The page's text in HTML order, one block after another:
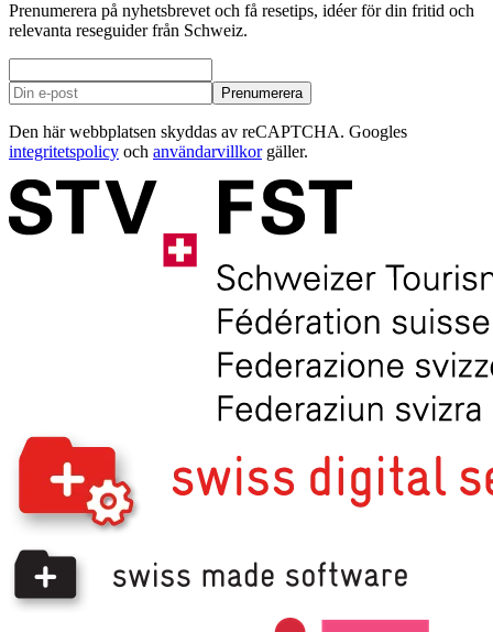
Prenumerera på nyhetsbrevet och få resetips, idéer för din fritid och
relevanta reseguider från Schweiz.
Prenumerera
Den här webbplatsen skyddas av reCAPTCHA. Googles
integritetspolicy och användarvillkorgäller.